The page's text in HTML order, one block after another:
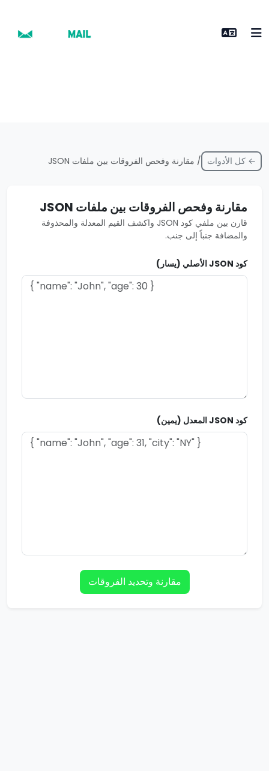
← كل الأدوات / مقارنة وفحص الفروقات بين ملفات JSON
مقارنة وفحص الفروقات بين ملفات JSON
قارن بين ملفي كود JSON واكشف القيم المعدلة والمحذوفة
والمضافة جنباً إلى جنب.
كود JSON الأصلي (يسار)
كود JSON المعدل (يمين)
مقارنة وتحديد الفروقات